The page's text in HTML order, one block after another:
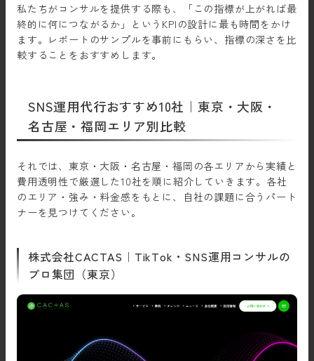
私たちがコンサルを提供する際も、「この指標が上がれば最
終的に何につながるか」というKPIの設計に最も時間をかけ
ます。レポートのサンプルを事前にもらい、指標の深さを比
較することをおすすめします。
SNS運用代行おすすめ10社｜東京・大阪・
名古屋・福岡エリア別比較
それでは、東京・大阪・名古屋・福岡の各エリアから実績と
費用透明性で厳選した10社を順に紹介していきます。各社
のエリア・強み・料金感をもとに、自社の課題に合うパート
ナーを見つけてください。
株式会社CACTAS｜TikTok・SNS運用コンサルの
プロ集団（東京）